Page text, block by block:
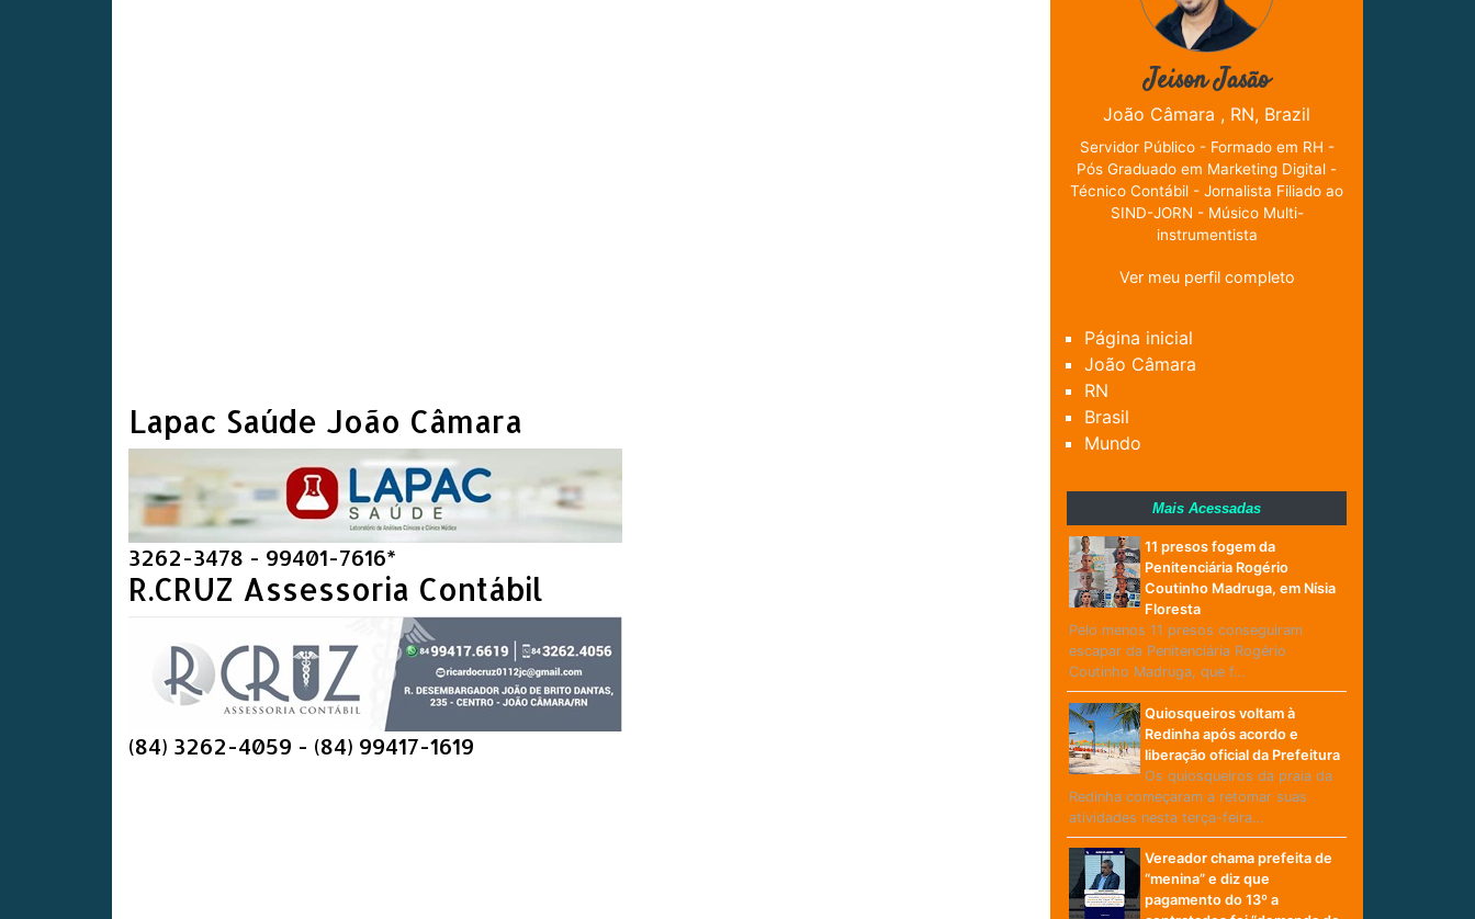
Lapac Saúde João Câmara
3262-3478 - 99401-7616*
R.CRUZ Assessoria Contábil
(84) 3262-4059 - (84) 99417-1619
Jeison Jasão
João Câmara , RN, Brazil
Servidor Público - Formado em RH -
Pós Graduado em Marketing Digital -
Técnico Contábil - Jornalista Filiado ao
SIND-JORN - Músico Multi-
instrumentista
Ver meu perfil completo
Página inicial
João Câmara
RN
Brasil
Mundo
Mais Acessadas
11 presos fogem da
Penitenciária Rogério
Coutinho Madruga, em Nísia
Floresta
Pelo menos 11 presos conseguiram
escapar da Penitenciária Rogério
Coutinho Madruga, que f…
Quiosqueiros voltam à
Redinha após acordo e
liberação oficial da Prefeitura
Os quiosqueiros da praia da
Redinha começaram a retomar suas
atividades nesta terça-feira…
Vereador chama prefeita de
“menina” e diz que
pagamento do 13º a